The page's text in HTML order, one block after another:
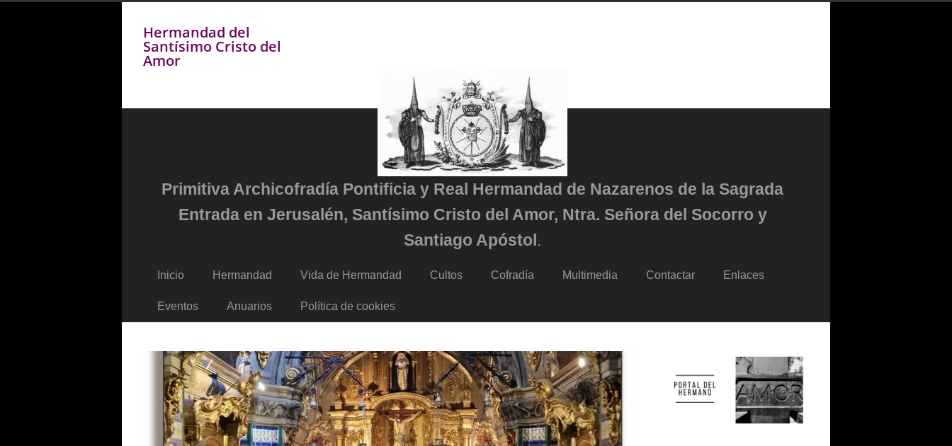
Hermandad del
Santísimo Cristo del
Amor
Primitiva Archicofradía Pontificia y Real Hermandad de Nazarenos de la Sagrada
Entrada en Jerusalén, Santísimo Cristo del Amor, Ntra. Señora del Socorro y
Santiago Apóstol.
Inicio Hermandad Vida de Hermandad Cultos Cofradía Multimedia Contactar Enlaces
Eventos Anuarios Política de cookies